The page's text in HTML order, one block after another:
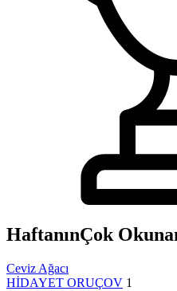
HaftanınÇok
Ceviz Ağacı
HİDAYET ORUÇOV 1